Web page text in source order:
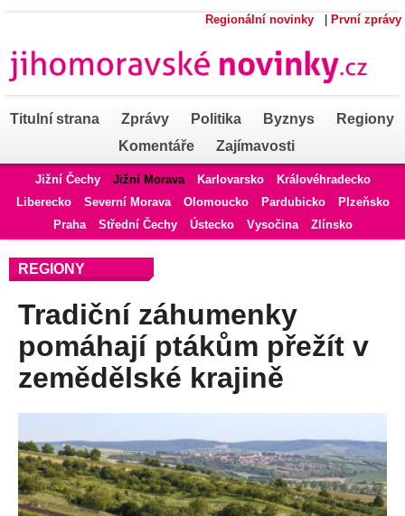
Regionální novinky První zprávy
Titulní strana Zprávy Politika Byznys
Regiony
Komentáře
Zajímavosti
Jižní Čechy Jižní Morava Karlovarsko
Královéhradecko
Liberecko
Severní Morava Olomoucko Pardubicko
Plzeňsko
Praha
Střední Čechy Ústecko Vysočina Zlínsko
REGIONY
Tradiční záhumenky
pomáhají ptákům přežít v
zemědělské krajině